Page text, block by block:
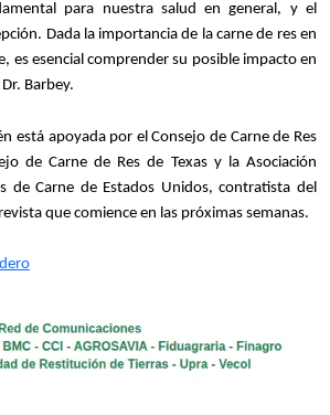
para nuestra salud en general, y el
Dada la importancia de la carne de res en
es esencial comprender su posible impacto en
Barbey.
está apoyada por el Consejo de Carne de Res
de Carne de Res de Texas y la Asociación
de Carne de Estados Unidos, contratista del
que comience en las próximas semanas.